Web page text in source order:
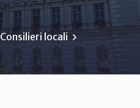
Consilieri locali